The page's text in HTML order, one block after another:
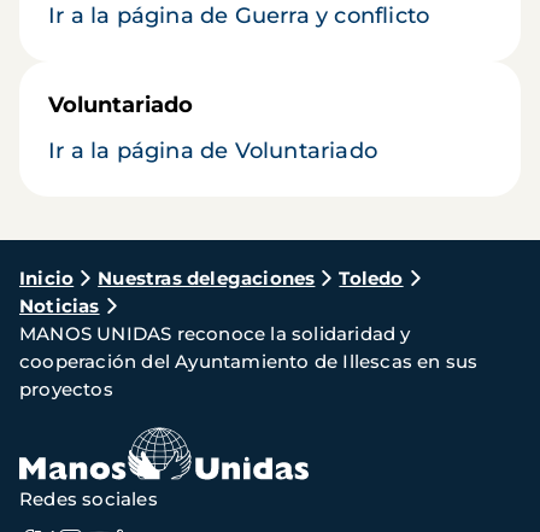
Ir a la página de Guerra y conflicto
Voluntariado
Ir a la página de Voluntariado
Ruta
de
navegación
Inicio Nuestras delegaciones
Toledo
Noticias
MANOS UNIDAS reconoce la solidaridad y
cooperación del Ayuntamiento de Illescas en sus
proyectos
Redes sociales